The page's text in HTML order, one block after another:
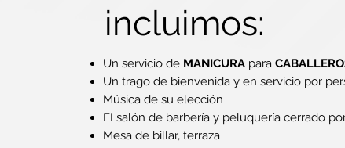
incluimos:
Un servicio de MANICURApara
Un trago de bienvenida y en servicio por
Música de su elección
EI salón de barbería y peluquería cerrado
Mesa de billar, terraza